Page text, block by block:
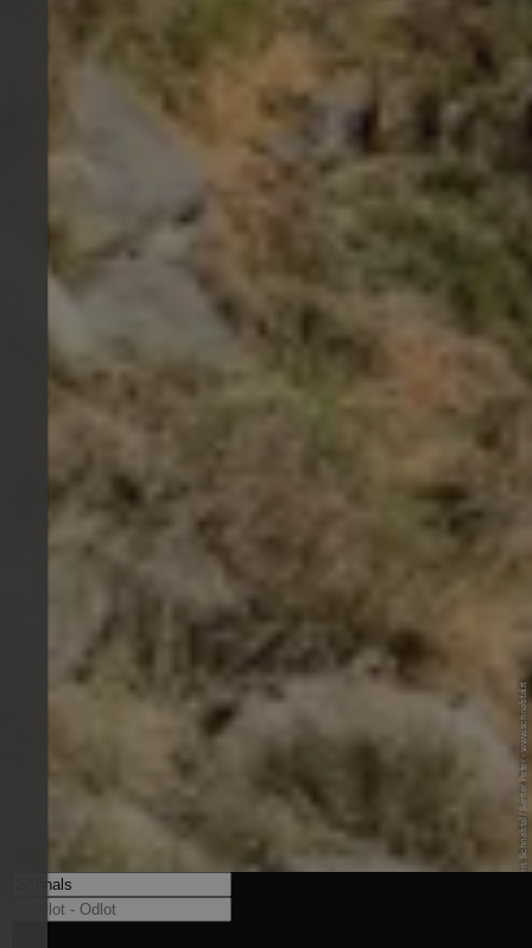
© Tourismusgen. Schnalstal / Santer Peter - www.schnalstal.it